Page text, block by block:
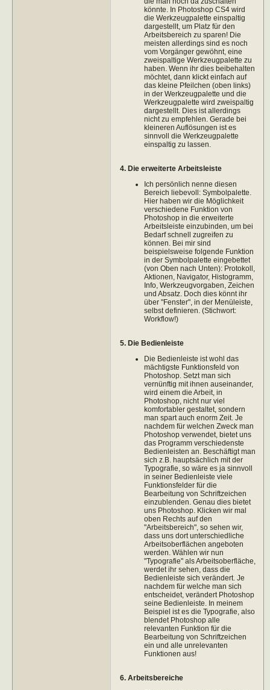
könnte. In Photoshop CS4 wird
die Werkzeugpalette einspaltig
dargestellt, um Platz für den
Arbeitsbereich zu sparen! Die
meisten allerdings sind es noch
vom Vorgänger gewöhnt, eine
zweispaltige Werkzeugpalette zu
haben. Wenn ihr dies beibehalten
möchtet, dann klickt einfach auf
das kleine Pfeilchen (oben links)
in der Werkzeugpalette und die
Werkzeugpalette wird zweispaltig
dargestellt. Dies ist allerdings
nicht zu empfehlen. Gerade bei
kleineren Auflösungen ist es
sinnvoll die Werkzeugpalette
einspaltig zu lassen.
4. Die erweiterte Arbeitsleiste
Ich persönlich nenne diesen
Bereich liebevoll: Symbolpalette.
Hier haben wir die Möglichkeit
verschiedene Funktion von
Photoshop in die erweiterte
Arbeitsleiste einzubinden, um bei
Bedarf schnell zugreifen zu
können. Bei mir sind
beispielsweise folgende Funktion
in der Symbolpalette eingebettet
(von Oben nach Unten): Protokoll,
Aktionen, Navigator, Histogramm,
Info, Werkzeugvorgaben, Zeichen
und Absatz. Doch dies könnt ihr
über "Fenster", in der Menüleiste,
selbst definieren. (Stichwort:
Workflow!)
5. Die Bedienleiste
Die Bedienleiste ist wohl das
mächtigste Funktionsfeld von
Photoshop. Setzt man sich
vernünftig mit ihnen auseinander,
wird einem die Arbeit, in
Photoshop, nicht nur viel
komfortabler gestaltet, sondern
man spart auch enorm Zeit. Je
nachdem für welchen Zweck man
Photoshop verwendet, bietet uns
das Programm verschiedenste
Bedienleisten an. Beschäftigt man
sich z.B. hauptsächlich mit der
Typografie, so wäre es ja sinnvoll
in seiner Bedienleiste viele
Funktionsfelder für die
Bearbeitung von Schriftzeichen
einzublenden. Genau dies bietet
uns Photoshop. Klicken wir mal
oben Rechts auf den
"Arbeitsbereich", so sehen wir,
dass uns dort unterschiedliche
Arbeitsoberflächen angeboten
werden. Wählen wir nun
"Typografie" als Arbeitsoberfläche,
werdet ihr sehen, dass die
Bedienleiste sich verändert. Je
nachdem für welche man sich
entscheidet, verändert Photoshop
seine Bedienleiste. In meinem
Beispiel ist es die Typografie, also
blendet Photoshop alle
relevanten Funktion für die
Bearbeitung von Schriftzeichen
ein und alle unrelevanten
Funktionen aus!
6. Arbeitsbereiche